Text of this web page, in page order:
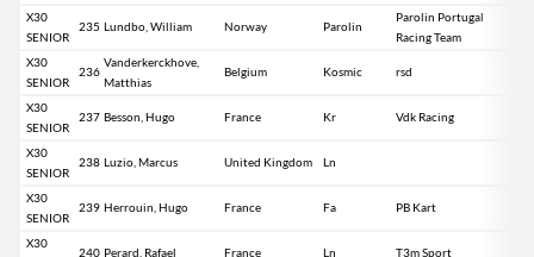
X30
SENIOR
235 Lundbo, William Norway Parolin
Parolin Portugal
Racing Team
X30
SENIOR
236
Vanderkerckhove,
Matthias
Belgium Kosmic rsd
X30
SENIOR
237 Besson, Hugo France Kr Vdk Racing
X30
SENIOR
238 Luzio, Marcus United Kingdom Ln
X30
SENIOR
239 Herrouin, Hugo France Fa PB Kart
X30
240 Perard, Rafael France Ln T3m Sport